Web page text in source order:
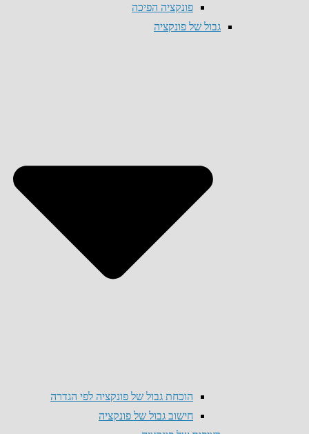
פונקציה הפיכה
גבול של פונקציה
הוכחת גבול של פונקציה לפי הגדרה
חישוב גבול של פונקציה